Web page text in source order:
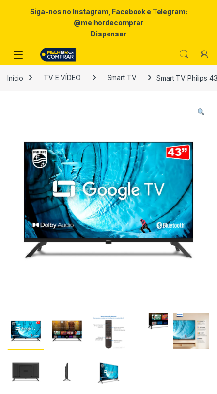
Siga-nos no Instagram, Facebook e Telegram:
@melhordecomprar
Dispensar
Skip to navigation
Skip to content
Início TV E VÍDEO Smart TV Smart TV Philips